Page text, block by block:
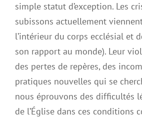
simple statut d’exception. Les
subissons actuellement
l’intérieur du corps ecclésial et
son rapport au monde). Leur
des pertes de repères, des
pratiques nouvelles qui se
nous éprouvons des difficultés
de l’Église dans ces conditions